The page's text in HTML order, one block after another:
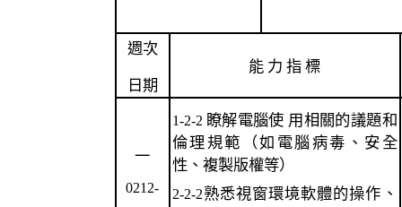
週次
日期
能 力 指 標
一
0212-
1-2-2 瞭解電腦使 用相關的議題和
倫理規範（如電腦病毒、安全
性、複製版權等）
2-2-2熟悉視窗環境軟體的操作、